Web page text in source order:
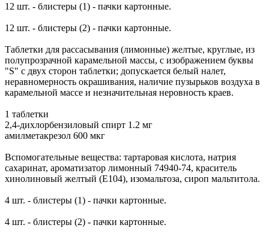
12 шт. - блистеры (1) - пачки картонные.
12 шт. - блистеры (2) - пачки картонные.
Таблетки для рассасывания (лимонные) желтые, круглые, из
полупрозрачной карамельной массы, с изображением буквы
"S" с двух сторон таблетки; допускается белый налет,
неравномерность окрашивания, наличие пузырьков воздуха в
карамельной массе и незначительная неровность краев.
1 таблетки
2,4-дихлорбензиловый спирт 1.2 мг
амилметакрезол 600 мкг
Вспомогательные вещества: тартаровая кислота, натрия
сахаринат, ароматизатор лимонный 74940-74, краситель
хинолиновый желтый (E104), изомальтоза, сироп мальтитола.
4 шт. - блистеры (1) - пачки картонные.
4 шт. - блистеры (2) - пачки картонные.